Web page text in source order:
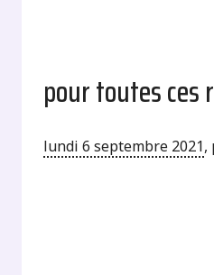
pour toutes ces
lundi 6 septembre 2021,